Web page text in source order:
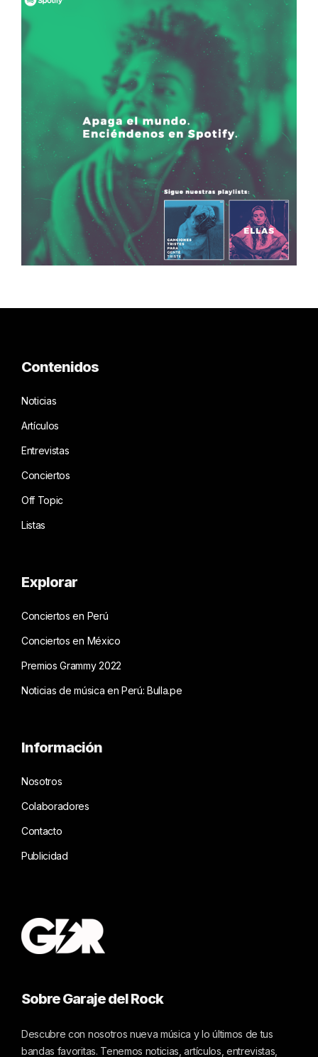
Contenidos
Noticias
Artículos
Entrevistas
Conciertos
Off Topic
Listas
Explorar
Conciertos en Perú
Conciertos en México
Premios Grammy 2022
Noticias de música en Perú: Bulla.pe
Información
Nosotros
Colaboradores
Contacto
Publicidad
Sobre Garaje del Rock
Descubre con nosotros nueva música y lo últimos de tus
bandas favoritas. Tenemos noticias, artículos, entrevistas,